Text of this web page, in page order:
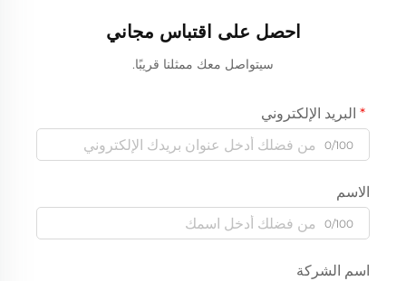
احصل على اقتباس مجاني
سيتواصل معك ممثلنا قريبًا.
البريد الإلكتروني
0/100
الاسم
0/100
اسم الشركة